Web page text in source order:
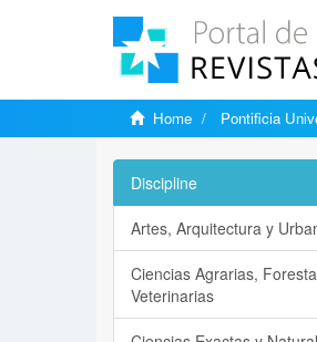
Home Pontificia
Discipline
Artes, Arquitectura y
Ciencias Agrarias,
Veterinarias